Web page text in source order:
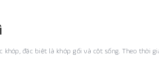
khớp, đặc biệt là khớp gối và cột sống. Theo thời